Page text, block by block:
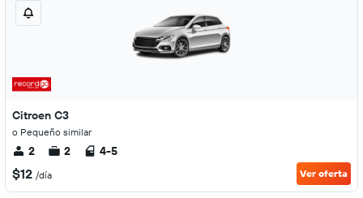
Citroen C3
o Pequeño similar
2 2 4-5
$12 /día Ver oferta